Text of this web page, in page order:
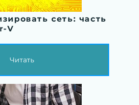
сеть: часть
V
Читать